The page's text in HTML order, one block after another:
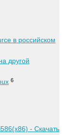
в российском
другой
6
- Скачать